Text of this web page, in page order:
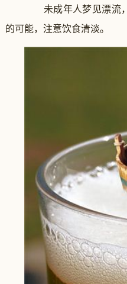
未成年人梦见漂流，
的可能，注意饮食清淡。